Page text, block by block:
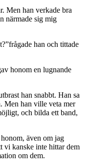
Men han verkade bra
närmade sig mig
han och tittade
honom en lugnande
han snabbt. Han sa
Men han ville veta mer
och bilda ett band,
även om jag
vi kanske inte hittar dem
om dem.